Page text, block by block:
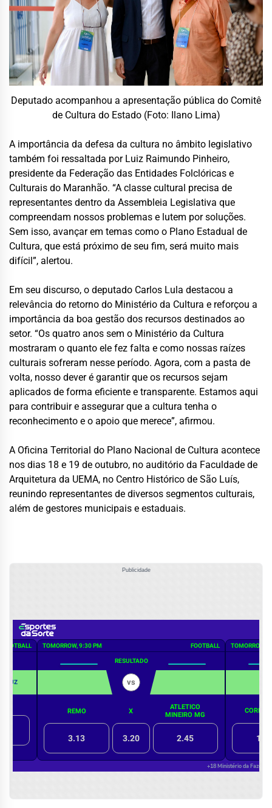
Deputado acompanhou a apresentação pública do Comitê
de Cultura do Estado (Foto: Ilano Lima)
A importância da defesa da cultura no âmbito legislativo
também foi ressaltada por Luiz Raimundo Pinheiro,
presidente da Federação das Entidades Folclóricas e
Culturais do Maranhão. “A classe cultural precisa de
representantes dentro da Assembleia Legislativa que
compreendam nossos problemas e lutem por soluções.
Sem isso, avançar em temas como o Plano Estadual de
Cultura, que está próximo de seu fim, será muito mais
difícil”, alertou.
Em seu discurso, o deputado Carlos Lula destacou a
relevância do retorno do Ministério da Cultura e reforçou a
importância da boa gestão dos recursos destinados ao
setor. “Os quatro anos sem o Ministério da Cultura
mostraram o quanto ele fez falta e como nossas raízes
culturais sofreram nesse período. Agora, com a pasta de
volta, nosso dever é garantir que os recursos sejam
aplicados de forma eficiente e transparente. Estamos aqui
para contribuir e assegurar que a cultura tenha o
reconhecimento e o apoio que merece”, afirmou.
A Oficina Territorial do Plano Nacional de Cultura acontece
nos dias 18 e 19 de outubro, no auditório da Faculdade de
Arquitetura da UEMA, no Centro Histórico de São Luís,
reunindo representantes de diversos segmentos culturais,
além de gestores municipais e estaduais.
Publicidade